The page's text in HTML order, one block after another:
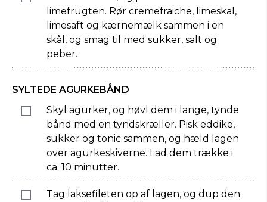
limefrugten. Rør cremefraiche, limeskal,
limesaft og kærnemælk sammen i en
skål, og smag til med sukker, salt og
peber.
SYLTEDE AGURKEBÅND
Skyl agurker, og høvl dem i lange, tynde
bånd med en tyndskræller. Pisk eddike,
sukker og tonic sammen, og hæld lagen
over agurkeskiverne. Lad dem trække i
ca. 10 minutter.
Tag laksefileten op af lagen, og dup den